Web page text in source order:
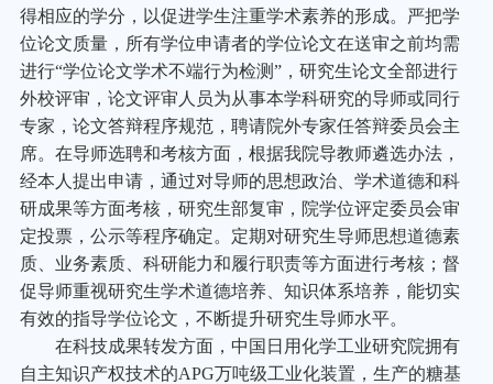
得相应的学分，以促进学生注重学术素养的形成。严把学
位论文质量，所有学位申请者的学位论文在送审之前均需
进行“学位论文学术不端行为检测”，研究生论文全部进行
外校评审，论文评审人员为从事本学科研究的导师或同行
专家，论文答辩程序规范，聘请院外专家任答辩委员会主
席。在导师选聘和考核方面，根据我院导教师遴选办法，
经本人提出申请，通过对导师的思想政治、学术道德和科
研成果等方面考核，研究生部复审，院学位评定委员会审
定投票，公示等程序确定。定期对研究生导师思想道德素
质、业务素质、科研能力和履行职责等方面进行考核；督
促导师重视研究生学术道德培养、知识体系培养，能切实
有效的指导学位论文，不断提升研究生导师水平。
在科技成果转发方面，中国日用化学工业研究院拥有
自主知识产权技术的APG万吨级工业化装置，生产的糖基